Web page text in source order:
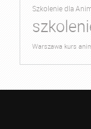
Szkolenie dla
Warszawa kurs